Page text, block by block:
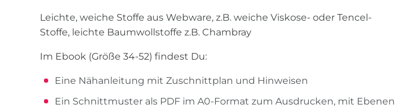
Leichte, weiche Stoffe aus Webware, z.B. weiche Viskose- oder Tencel-
Stoffe, leichte Baumwollstoffe z.B. Chambray
Im Ebook (Größe 34-52) findest Du:
Eine Nähanleitung mit Zuschnittplan und Hinweisen
Ein Schnittmuster als PDF im A0-Format zum Ausdrucken, mit Ebenen